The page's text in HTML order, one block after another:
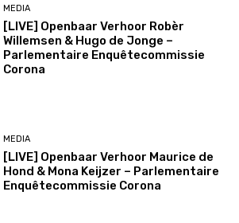
MEDIA
[LIVE] Openbaar Verhoor Robèr
Willemsen & Hugo de Jonge –
Parlementaire Enquêtecommissie
Corona
MEDIA
[LIVE] Openbaar Verhoor Maurice de
Hond & Mona Keijzer – Parlementaire
Enquêtecommissie Corona